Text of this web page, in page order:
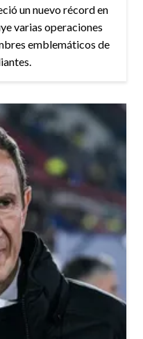
un nuevo récord en
varias operaciones
emblemáticos de